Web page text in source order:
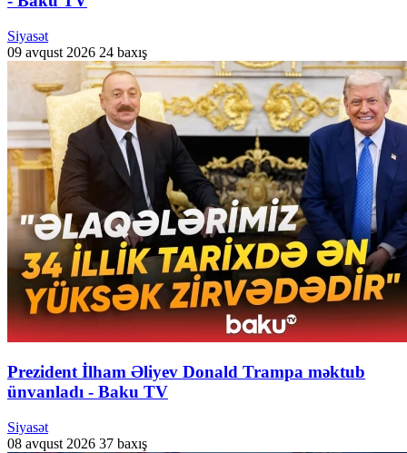
Siyasət
09 avqust 2026 24 baxış
Prezident İlham Əliyev Donald Trampa məktub
ünvanladı - Baku TV
Siyasət
08 avqust 2026 37 baxış